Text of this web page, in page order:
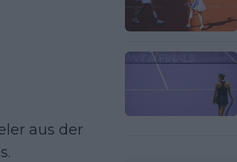
aus der